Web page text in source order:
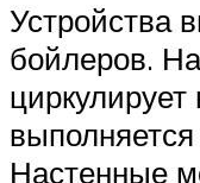
Устройства
бойлеров.
циркулирует
Настенные